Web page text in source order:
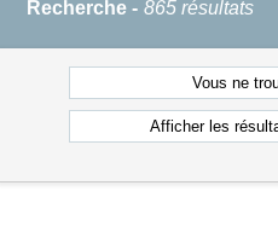
Recherche - 865 résultats
Vous ne
Afficher les